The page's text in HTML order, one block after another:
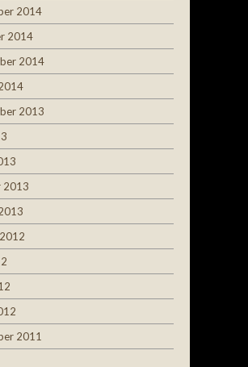
2014
2014
2014
2013
2013
2011